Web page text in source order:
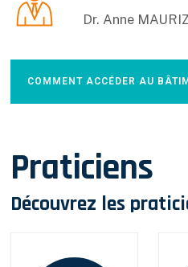
Dr. Anne
COMMENT ACCÉDER AU
Praticiens
Découvrez les